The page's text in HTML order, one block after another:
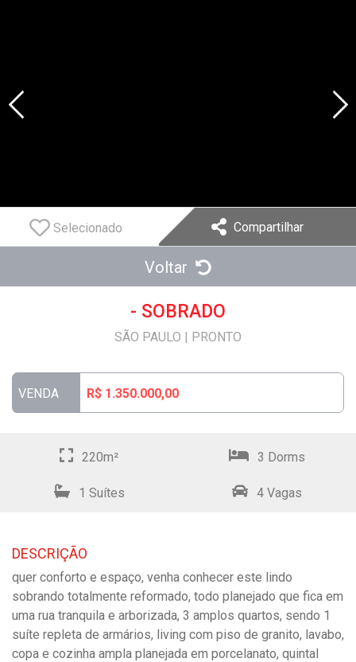
Selecionado Compartilhar
Voltar
- SOBRADO
SÃO PAULO | PRONTO
VENDA R$ 1.350.000,00
220m² 3 Dorms
1 Suítes 4 Vagas
DESCRIÇÃO
quer conforto e espaço, venha conhecer este lindo
sobrando totalmente reformado, todo planejado que fica em
uma rua tranquila e arborizada, 3 amplos quartos, sendo 1
suíte repleta de armários, living com piso de granito, lavabo,
copa e cozinha ampla planejada em porcelanato, quintal